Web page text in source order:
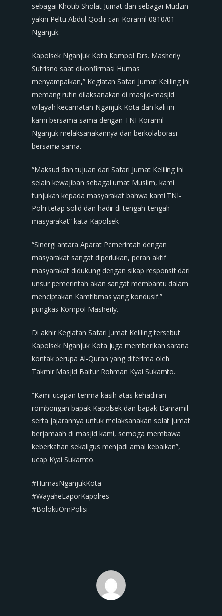
sebagai Khotib Sholat Jumat dan sebagai Mudzin
yakni Peltu Abdul Qodir dari Koramil 0810/01
Nganjuk.
Kapolsek Nganjuk Kota Kompol Drs. Masherly
Sutrisno saat dikonfirmasi Humas
menyampaikan,” Kegiatan Safari Jumat Keliling ini
memang rutin dilaksanakan di masjid-masjid
wilayah kecamatan Nganjuk Kota dan kali ini
kami bersama sama dengan TNI Koramil
Nganjuk melaksanakannya dan berkolaborasi
bersama sama.
“Maksud dan tujuan dari Safari Jumat Keliling ini
selain kewajiban sebagai umat Muslim, kami
tunjukan kepada masyarakat bahwa kami TNI-
Polri tetap solid dan hadir di tengah-tengah
masyarakat” kata Kapolsek
“Sinergi antara Aparat Pemerintah dengan
masyarakat sangat diperlukan, peran aktif
masyarakat didukung dengan sikap responsif dari
unsur pemerintah akan sangat membantu dalam
menciptakan Kamtibmas yang kondusif.”
pungkas Kompol Masherly.
Di akhir Kegiatan Safari Jumat Keliling tersebut
Kapolsek Nganjuk Kota juga memberikan sarana
kontak berupa Al-Quran yang diterima oleh
Takmir Masjid Baitur Rohman Kyai Sukamto.
“Kami ucapan terima kasih atas kehadiran
rombongan bapak Kapolsek dan bapak Danramil
serta jajarannya untuk melaksanakan solat jumat
berjamaah di masjid kami, semoga membawa
keberkahan sekaligus menjadi amal kebaikan”,
ucap Kyai Sukamto.
#HumasNganjukKota
#WayaheLaporKapolres
#BolokuOmPolisi